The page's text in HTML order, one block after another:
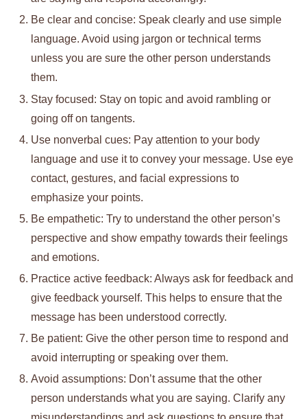
Be clear and concise: Speak clearly and use simple
language. Avoid using jargon or technical terms
unless you are sure the other person understands
them.
Stay focused: Stay on topic and avoid rambling or
going off on tangents.
Use nonverbal cues: Pay attention to your body
language and use it to convey your message. Use eye
contact, gestures, and facial expressions to
emphasize your points.
Be empathetic: Try to understand the other person’s
perspective and show empathy towards their feelings
and emotions.
Practice active feedback: Always ask for feedback and
give feedback yourself. This helps to ensure that the
message has been understood correctly.
Be patient: Give the other person time to respond and
avoid interrupting or speaking over them.
Avoid assumptions: Don’t assume that the other
person understands what you are saying. Clarify any